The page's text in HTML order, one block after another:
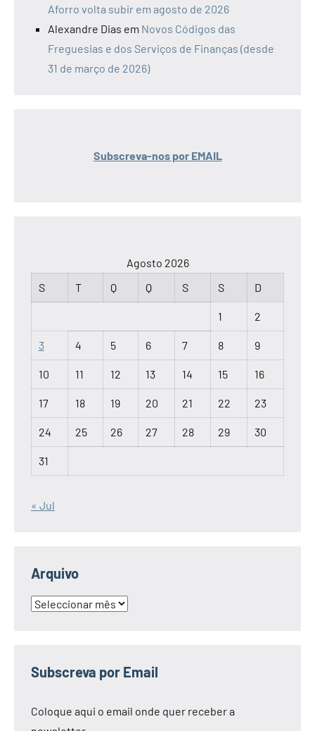
Aforro volta subir em agosto de 2026
Alexandre Dias em Novos Códigos das
Freguesias e dos Serviços de Finanças (desde
31 de março de 2026)
Subscreva-nos por EMAIL
Agosto 2026
S
T Q Q S S D
1 2
3 4 5 6 7 8 9
10 11 12 13 14 15 16
17 18 19 20 21 22 23
24 25 26 27 28 29 30
31
« Jul
Arquivo
Arquivo
Subscreva por Email
Coloque aqui o email onde quer receber a